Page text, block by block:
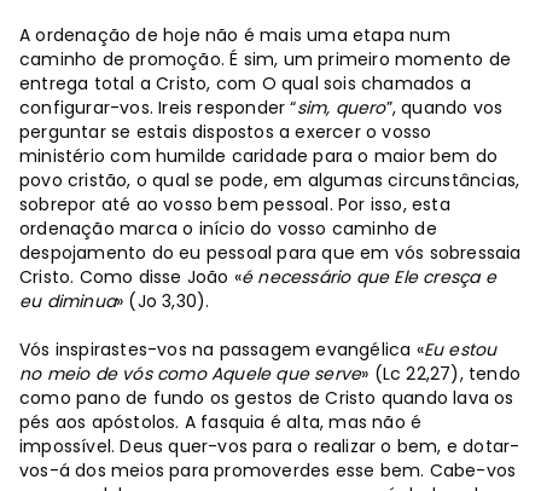
A ordenação de hoje não é mais uma etapa num
caminho de promoção. É sim, um primeiro momento de
entrega total a Cristo, com O qual sois chamados a
configurar-vos. Ireis responder “sim, quero”, quando vos
perguntar se estais dispostos a exercer o vosso
ministério com humilde caridade para o maior bem do
povo cristão, o qual se pode, em algumas circunstâncias,
sobrepor até ao vosso bem pessoal. Por isso, esta
ordenação marca o início do vosso caminho de
despojamento do eu pessoal para que em vós sobressaia
Cristo. Como disse João «é necessário que Ele cresça e
eu diminua» (Jo 3,30).
Vós inspirastes-vos na passagem evangélica «Eu estou
no meio de vós como Aquele que serve» (Lc 22,27), tendo
como pano de fundo os gestos de Cristo quando lava os
pés aos apóstolos. A fasquia é alta, mas não é
impossível. Deus quer-vos para o realizar o bem, e dotar-
vos-á dos meios para promoverdes esse bem. Cabe-vos